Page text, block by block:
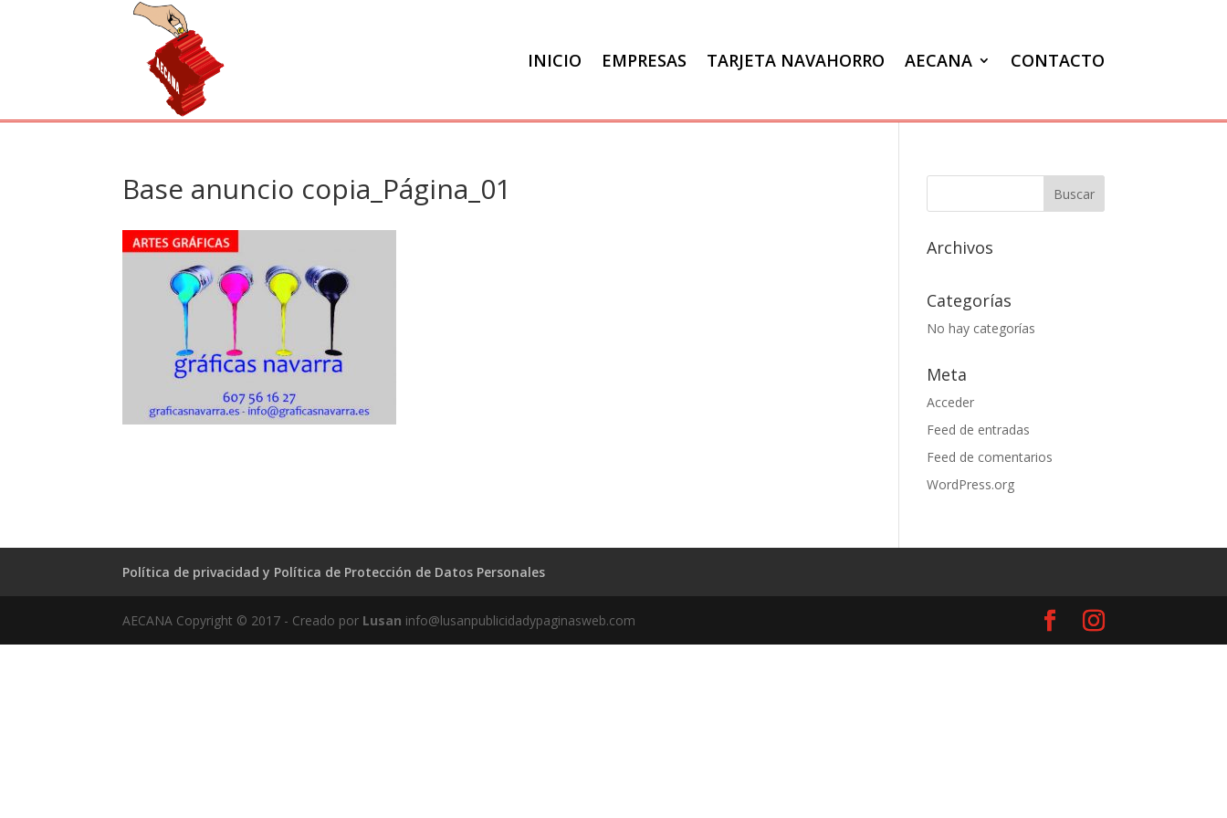
INICIO EMPRESAS TARJETA NAVAHORRO AECANA CONTACTO
Base anuncio copia_Página_01
Archivos
Categorías
No hay categorías
Meta
Acceder
Feed de entradas
Feed de comentarios
WordPress.org
Política de privacidad y Política de Protección de Datos Personales
AECANA Copyright © 2017 - Creado por Lusan info@lusanpublicidadypaginasweb.com